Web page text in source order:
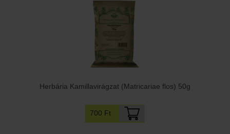
Herbária Kamillavirágzat (Matricariae flos) 50g
700 Ft